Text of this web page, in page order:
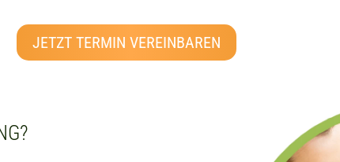
JETZT TERMIN VEREINBAREN